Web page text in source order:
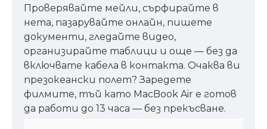
Проверявайте мейли, сърфирайте в
нета, пазарувайте онлайн, пишете
документи, гледайте видео,
организирайте таблици и още — без да
включвате кабела в контакта. Очаква ви
презокеански полет? Заредете
филмите, тъй като MacBook Air е готов
да работи до 13 часа — без прекъсване.